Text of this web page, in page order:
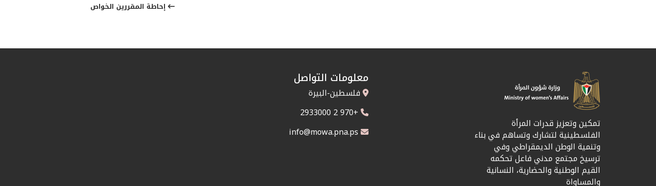
إحاطة المقررين الخواص
تمكين وتعزيز قدرات المرأة
الفلسطينية لتشارك وتساهم في بناء
وتنمية الوطن الديمقراطي وفي
ترسيخ مجتمع مدني فاعل تحكمه
القيم الوطنية والحضارية، النسانية
والمساواة
معلومات التواصل
فلسطين-البيرة
+970 2 2933000
info@mowa.pna.ps